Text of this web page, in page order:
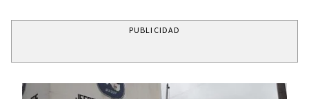
PUBLICIDAD